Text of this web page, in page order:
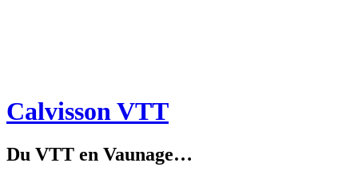
Calvisson VTT
Du VTT en Vaunage…